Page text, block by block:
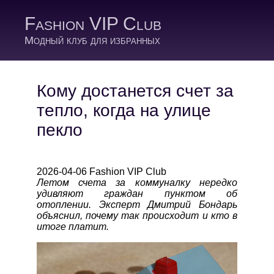
Fashion VIP Club
Модный клуб для избранных
Кому достанется счет за
тепло, когда на улице
пекло
2026-04-06 Fashion VIP Club
Летом счета за коммуналку нередко
удивляют граждан пунктом об
отоплении. Эксперт Дмитрий Бондарь
объяснил, почему так происходит и кто в
итоге платит.